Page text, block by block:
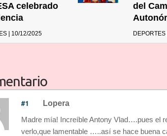
celebrado
| 10/12/2025
del
#1 Lopera
Madre mía! Increíble Antony Vlad….pues el
verlo,que lamentable …..así se hace buena